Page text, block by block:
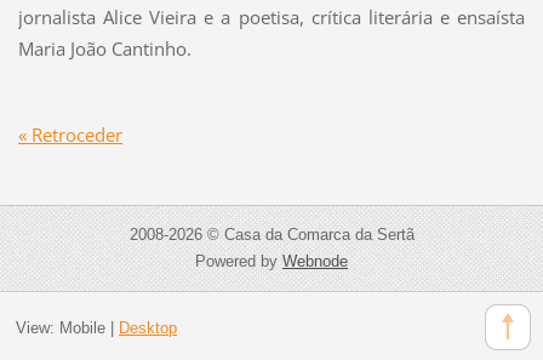
jornalista Alice Vieira e a poetisa, crítica literária e ensaísta
Maria João Cantinho.
« Retroceder
2008-2026 © Casa da Comarca da Sertã
Powered byWebnode
View: Mobile| Desktop